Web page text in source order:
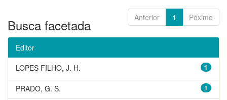
Anterior 1 Póximo
Busca facetada
Editor
1
LOPES FILHO, J. H.
1
PRADO, G. S.